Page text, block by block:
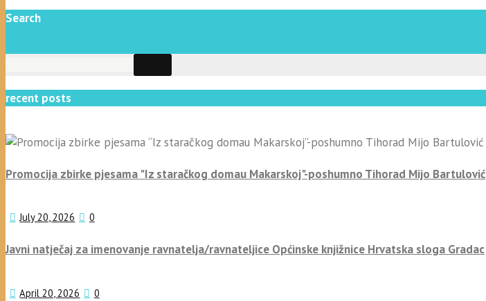
Search
recent posts
Promocija zbirke pjesama "Iz staračkog domau Makarskoj"-poshumno Tihorad Mijo Bartulović
July 20, 2026 0
Javni natječaj za imenovanje ravnatelja/ravnateljice Općinske knjižnice Hrvatska sloga Gradac
April 20, 2026 0